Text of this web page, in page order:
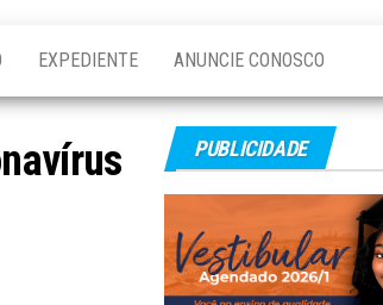
EXPEDIENTE ANUNCIE CONOSCO
PUBLICIDADE